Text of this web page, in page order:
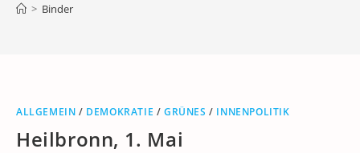
> Binder
ALLGEMEIN / DEMOKRATIE /GRÜNES / INNENPOLITIK
Heilbronn, 1. Mai